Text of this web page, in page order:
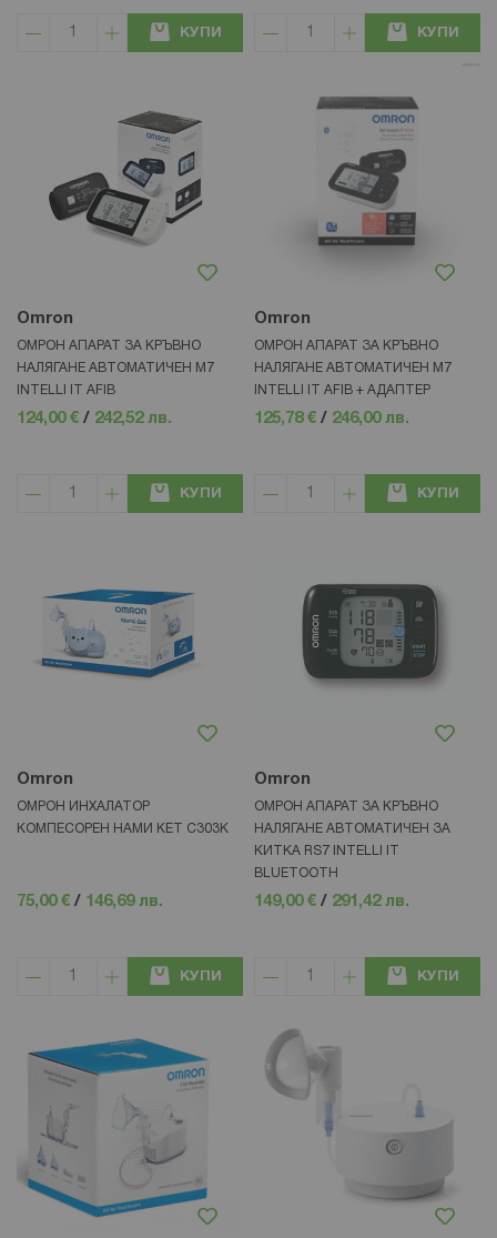
КУПИ КУПИ
Omron
ОМРОН АПАРАТ ЗА КРЪВНО
НАЛЯГАНЕ АВТОМАТИЧЕН М7
INTELLI IT AFIB
124,00 € / 242,52 лв.
КУПИ
Omron
ОМРОН АПАРАТ ЗА КРЪВНО
НАЛЯГАНЕ АВТОМАТИЧЕН М7
INTELLI IT AFIB + АДАПТЕР
125,78 € / 246,00 лв.
КУПИ
Omron
ОМРОН ИНХАЛАТОР
КОМПЕСОРЕН НАМИ КЕТ С303К
75,00 € / 146,69 лв.
КУПИ
Omron
ОМРОН АПАРАТ ЗА КРЪВНО
НАЛЯГАНЕ АВТОМАТИЧЕН ЗА
КИТКА RS7 INTELLI IT
BLUETOOTH
149,00 € / 291,42 лв.
КУПИ